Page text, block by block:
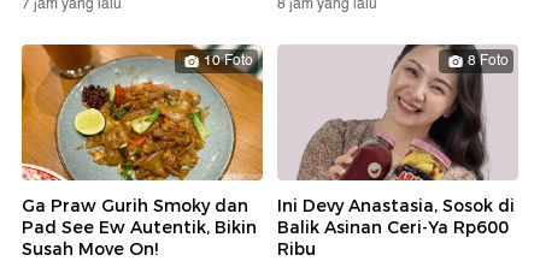
10 Foto
Ga Praw Gurih Smoky dan
Pad See Ew Autentik, Bikin
Susah Move On!
8 Foto
Ini Devy Anastasia, Sosok di
Balik Asinan Ceri-Ya Rp600
Ribu